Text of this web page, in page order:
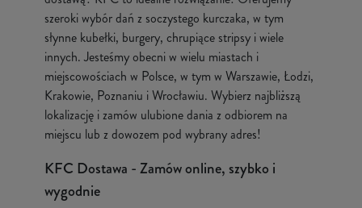
szeroki wybór dań z soczystego kurczaka, w tym
słynne kubełki, burgery, chrupiące stripsy i wiele
innych. Jesteśmy obecni w wielu miastach i
miejscowościach w Polsce, w tym w Warszawie, Łodzi,
Krakowie, Poznaniu i Wrocławiu. Wybierz najbliższą
lokalizację i zamów ulubione dania z odbiorem na
miejscu lub z dowozem pod wybrany adres!
KFC Dostawa - Zamów online, szybko i
wygodnie